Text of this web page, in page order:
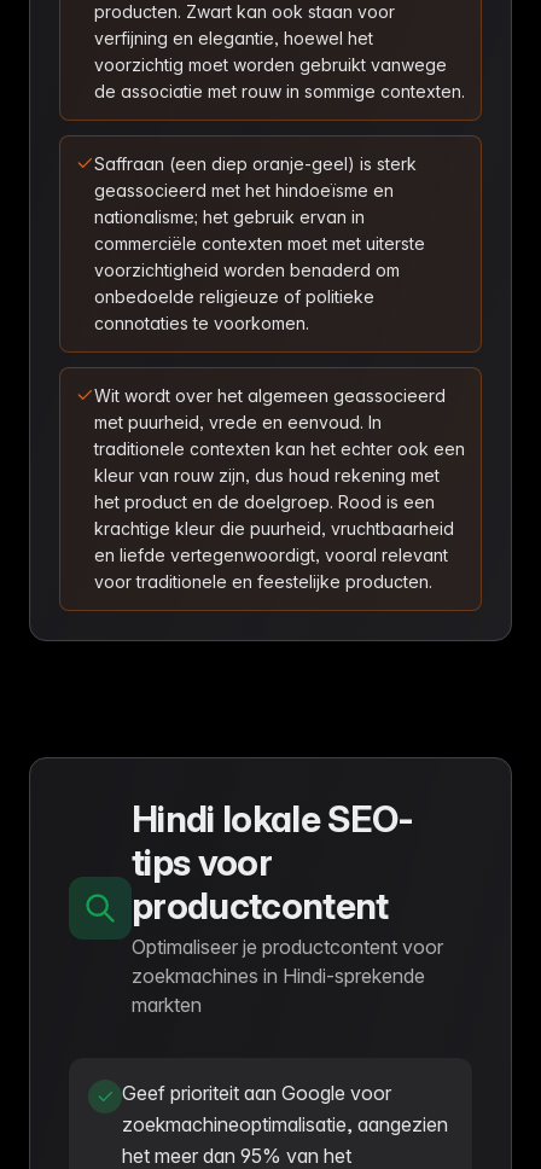
producten. Zwart kan ook staan voor
verfijning en elegantie, hoewel het
voorzichtig moet worden gebruikt vanwege
de associatie met rouw in sommige contexten.
Saffraan (een diep oranje-geel) is sterk
geassocieerd met het hindoeïsme en
nationalisme; het gebruik ervan in
commerciële contexten moet met uiterste
voorzichtigheid worden benaderd om
onbedoelde religieuze of politieke
connotaties te voorkomen.
Wit wordt over het algemeen geassocieerd
met puurheid, vrede en eenvoud. In
traditionele contexten kan het echter ook een
kleur van rouw zijn, dus houd rekening met
het product en de doelgroep. Rood is een
krachtige kleur die puurheid, vruchtbaarheid
en liefde vertegenwoordigt, vooral relevant
voor traditionele en feestelijke producten.
Hindi lokale SEO-
tips voor
productcontent
Optimaliseer je productcontent voor
zoekmachines in Hindi-sprekende
markten
Geef prioriteit aan Google voor
zoekmachineoptimalisatie, aangezien
het meer dan 95% van het